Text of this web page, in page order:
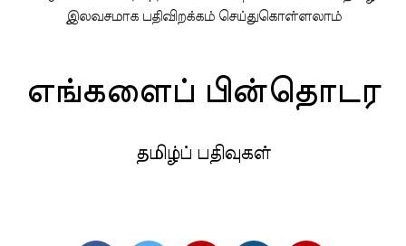
இலவசமாக பதிவிறக்கம் செய்துகொள்ளலாம்
எங்களைப் பின்தொடர
தமிழ்ப் பதிவுகள்